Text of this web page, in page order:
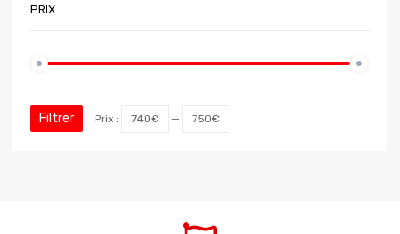
PRIX
Filtrer Prix : 740€ — 750€